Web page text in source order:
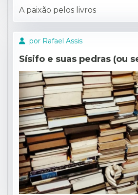
A paixão pelos livros
por Rafael Assis
Sísifo e suas pedras (ou